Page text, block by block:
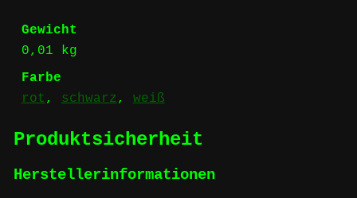
Gewicht
0,01 kg
Farbe
rot , schwarz, weiß
Produktsicherheit
Herstellerinformationen